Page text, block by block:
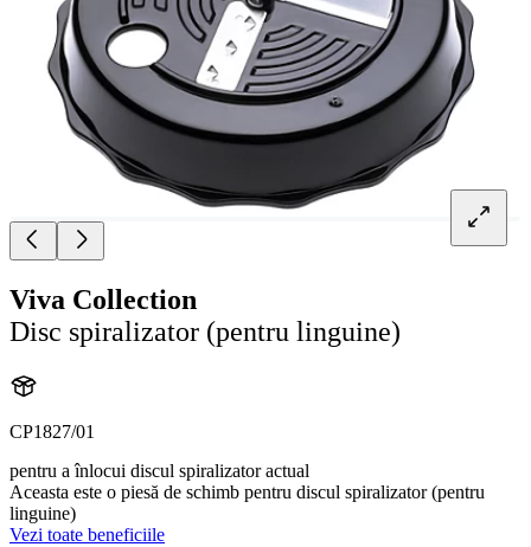
Viva Collection
Disc spiralizator (pentru linguine)
CP1827/01
pentru a înlocui discul spiralizator actual
Aceasta este o piesă de schimb pentru discul spiralizator (pentru
linguine)
Vezi toate beneficiile